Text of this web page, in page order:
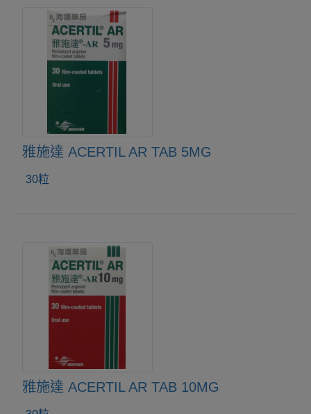
雅施達 ACERTIL AR TAB 5MG
30粒
雅施達 ACERTIL AR TAB 10MG